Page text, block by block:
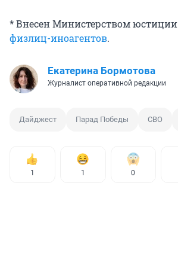
* Внесен Министерством юстиции
физлиц-иноагентов.
Екатерина Бормотова
Журналист оперативной редакции
Дайджест Парад Победы СВО
1 1 0